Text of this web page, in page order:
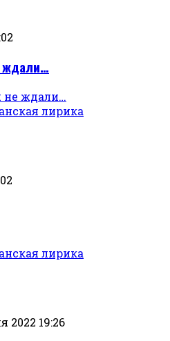
ждали…
лирика
лирика
2022 19:26